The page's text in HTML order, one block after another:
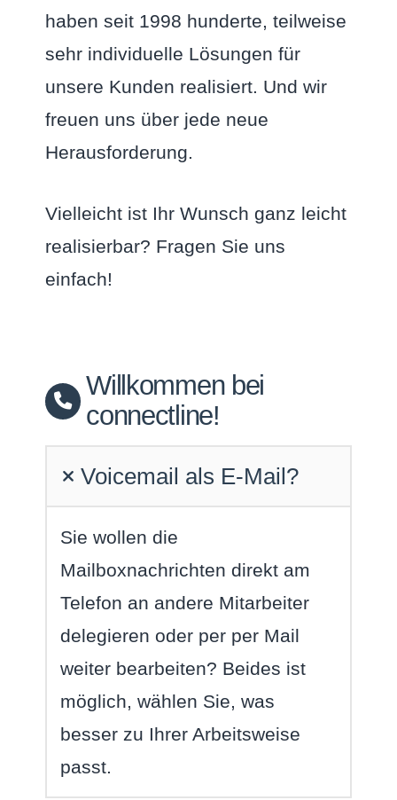
haben seit 1998 hunderte, teilweise
sehr individuelle Lösungen für
unsere Kunden realisiert. Und wir
freuen uns über jede neue
Herausforderung.
Vielleicht ist Ihr Wunsch ganz leicht
realisierbar? Fragen Sie uns
einfach!
Willkommen bei
connectline!
Voicemail als E-Mail?
Sie wollen die
Mailboxnachrichten direkt am
Telefon an andere Mitarbeiter
delegieren oder per per Mail
weiter bearbeiten? Beides ist
möglich, wählen Sie, was
besser zu Ihrer Arbeitsweise
passt.